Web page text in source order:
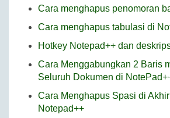
Cara menghapus penomoran
Cara menghapus tabulasi di
Hotkey Notepad++ dan
Cara Menggabungkan 2 Baris
Seluruh Dokumen di
Cara Menghapus Spasi di
Notepad++